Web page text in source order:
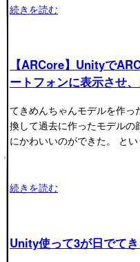
続きを読む
【ARCore】Unityで
ートフォンに表示させ
てきめんちゃんモデルを作
換して過去に作ったモデルの
にかわいいのができた。 と
続きを読む
Unity使って3が日でて